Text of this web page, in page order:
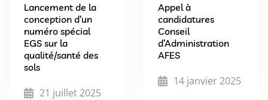
Lancement de la
conception d’un
numéro spécial
EGS sur la
qualité/santé des
sols
21 juillet 2025
Appel à
candidatures
Conseil
d’Administration
AFES
14 janvier 2025